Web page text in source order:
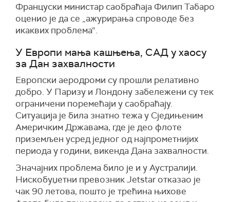
Француски министар саобраћаја Филип Табаро
оценио је да се „ажурирања спроводе без
икаквих проблема“.
У Европи мања кашњења, САД у хаосу
за Дан захвалности
Европски аеродроми су прошли релативно
добро. У Паризу и Лондону забележени су тек
ограничени поремећаји у саобраћају.
Ситуација је била знатно тежа у Сједињеним
Америчким Државама, где је део флоте
приземљен усред једног од најпрометнијих
периода у години, викенда Дана захвалности.
Значајних проблема било је и у Аустралији.
Нискобуџетни превозник Jetstar отказао је
чак 90 летова, пошто је трећина њихове